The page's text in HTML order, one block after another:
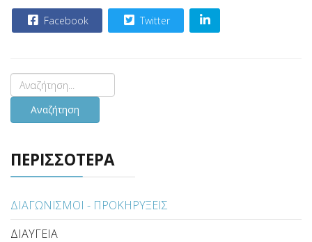
Facebook Twitter
Αναζήτηση
ΠΕΡΙΣΣΟΤΕΡΑ
ΔΙΑΓΩΝΙΣΜΟΙ - ΠΡΟΚΗΡΥΞΕΙΣ
ΔΙΑΥΓΕΙΑ